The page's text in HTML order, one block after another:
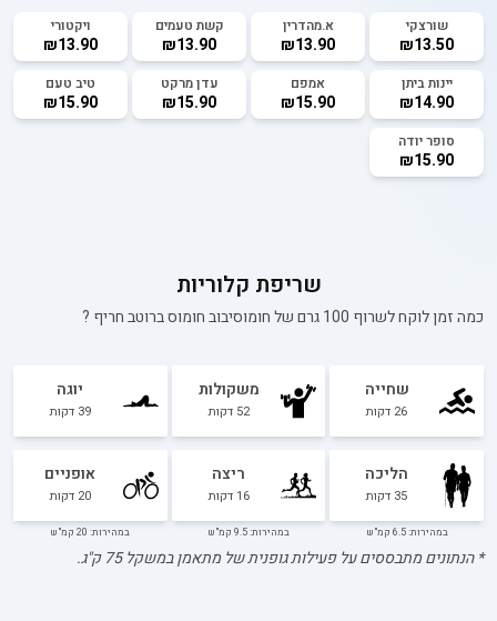
שורצקי
₪13.50
א.מהדרין
₪13.90
קשת טעמים
₪13.90
ויקטורי
₪13.90
יינות ביתן
₪14.90
אמפם
₪15.90
עדן מרקט
₪15.90
טיב טעם
₪15.90
סופר יודה
₪15.90
שריפת קלוריות
כמה זמן לוקח לשרוף 100 גרם של חומוסיבוב חומוס ברוטב חריף ?
שחייה
26 דקות
משקולות
52 דקות
יוגה
39 דקות
הליכה
35 דקות
במהירות: 6.5 קמ"ש
ריצה
16 דקות
במהירות: 9.5 קמ"ש
אופניים
20 דקות
במהירות: 20 קמ"ש
* הנתונים מתבססים על פעילות גופנית של מתאמן במשקל75ק"ג.